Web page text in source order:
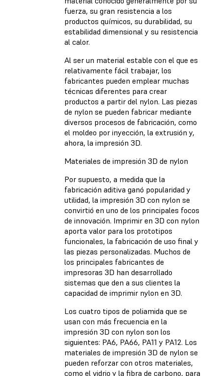
fuerza, su gran resistencia a los
productos químicos, su durabilidad, su
estabilidad dimensional y su resistencia
al calor.
Al ser un material estable con el que es
relativamente fácil trabajar, los
fabricantes pueden emplear muchas
técnicas diferentes para crear
productos a partir del nylon. Las piezas
de nylon se pueden fabricar mediante
diversos procesos de fabricación, como
el moldeo por inyección, la extrusión y,
ahora, la impresión 3D.
Materiales de impresión 3D de nylon
Por supuesto, a medida que la
fabricación aditiva ganó popularidad y
utilidad, la impresión 3D con nylon se
convirtió en uno de los principales focos
de innovación. Imprimir en 3D con nylon
aporta valor para los prototipos
funcionales, la fabricación de uso final y
las piezas personalizadas. Muchos de
los principales fabricantes de
impresoras 3D han desarrollado
sistemas que den a sus clientes la
capacidad de imprimir nylon en 3D.
Los cuatro tipos de poliamida que se
usan con más frecuencia en la
impresión 3D con nylon son los
siguientes: PA6, PA66, PA11 y PA12. Los
materiales de impresión 3D de nylon se
pueden reforzar con otros materiales,
como el vidrio y la fibra de carbono, para